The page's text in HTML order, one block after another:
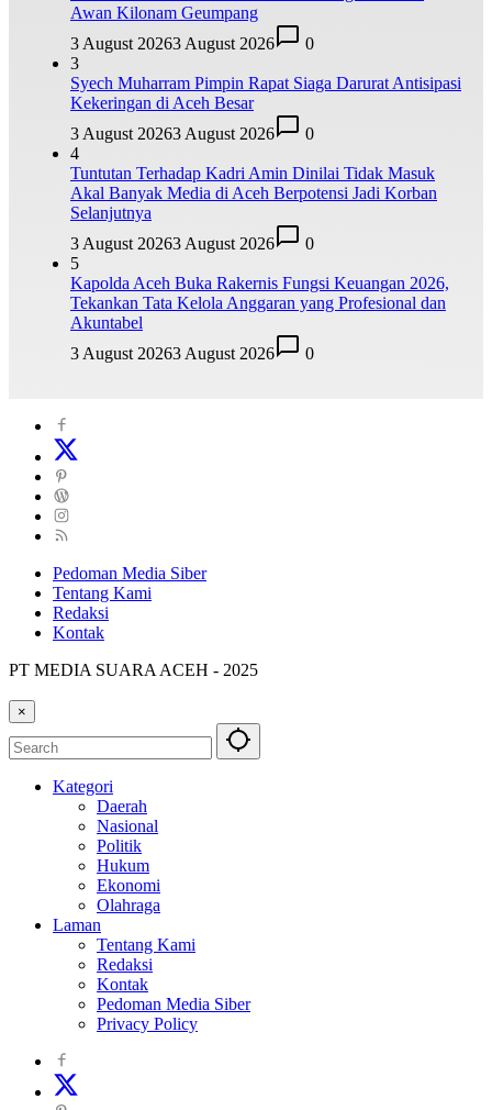
Awan Kilonam Geumpang
3 August 20263 August 2026
0
3
Syech Muharram Pimpin Rapat Siaga Darurat Antisipasi
Kekeringan di Aceh Besar
3 August 20263 August 2026
0
4
Tuntutan Terhadap Kadri Amin Dinilai Tidak Masuk
Akal Banyak Media di Aceh Berpotensi Jadi Korban
Selanjutnya
3 August 20263 August 2026
0
5
Kapolda Aceh Buka Rakernis Fungsi Keuangan 2026,
Tekankan Tata Kelola Anggaran yang Profesional dan
Akuntabel
3 August 20263 August 2026 0
Pedoman Media Siber
Tentang Kami
Redaksi
Kontak
PT MEDIA SUARA ACEH - 2025
×
Kategori
Daerah
Nasional
Politik
Hukum
Ekonomi
Olahraga
Laman
Tentang Kami
Redaksi
Kontak
Pedoman Media Siber
Privacy Policy